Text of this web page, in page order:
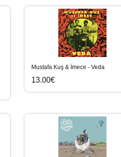
Mustafa Kuş & İmece - Veda
13.00€